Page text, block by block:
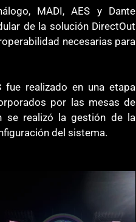
MADI, AES y Dante
de la solución DirectOut
necesarias para
fue realizado en una etapa
por las mesas de
se realizó la gestión de la
del sistema.